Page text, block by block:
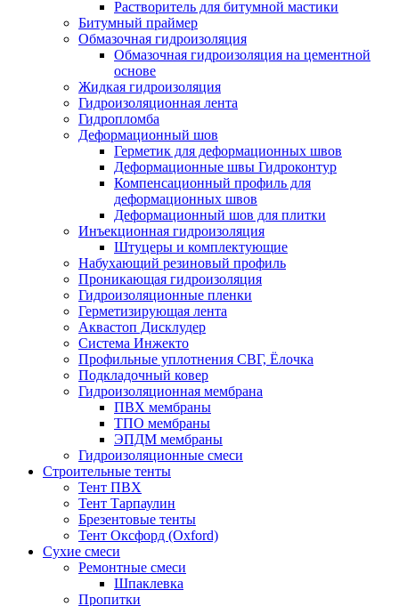
Растворитель для битумной мастики
Битумный праймер
Обмазочная гидроизоляция
Обмазочная гидроизоляция на цементной
основе
Жидкая гидроизоляция
Гидроизоляционная лента
Гидропломба
Деформационный шов
Герметик для деформационных швов
Деформационные швы Гидроконтур
Компенсационный профиль для
деформационных швов
Деформационный шов для плитки
Инъекционная гидроизоляция
Штуцеры и комплектующие
Набухающий резиновый профиль
Проникающая гидроизоляция
Гидроизоляционные пленки
Герметизирующая лента
Аквастоп Дисклудер
Система Инжекто
Профильные уплотнения СВГ, Ёлочка
Подкладочный ковер
Гидроизоляционная мембрана
ПВХ мембраны
ТПО мембраны
ЭПДМ мембраны
Гидроизоляционные смеси
Строительные тенты
Тент ПВХ
Тент Тарпаулин
Брезентовые тенты
Тент Оксфорд (Oxford)
Сухие смеси
Ремонтные смеси
Шпаклевка
Пропитки